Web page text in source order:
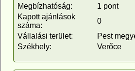
Megbízhatóság:
1 pont
Kapott ajánlások
száma:
0
Vállalási terület:
Pest
Székhely:
Verőce